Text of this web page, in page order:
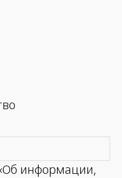
информации,